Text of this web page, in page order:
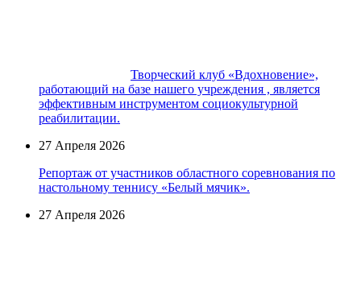
Творческий клуб «Вдохновение»,
работающий на базе нашего учреждения , является
эффективным инструментом социокультурной
реабилитации.
27 Апреля 2026
Репортаж от участников областного соревнования по
настольному теннису «Белый мячик».
27 Апреля 2026